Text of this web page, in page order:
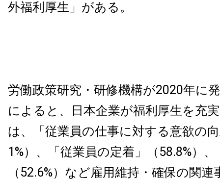
外福利厚生」がある。
労働政策研究・研修機構が2020年に
によると、日本企業が福利厚生を充
は、「従業員の仕事に対する意欲の
1%）、「従業員の定着」（58.8%）
（52.6%）など雇用維持・確保の関